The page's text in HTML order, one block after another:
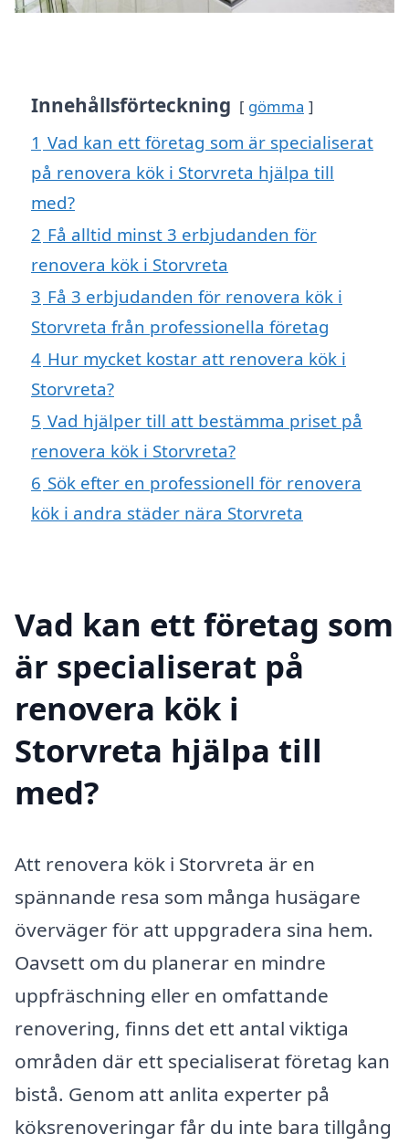
Innehållsförteckning gömma
1 Vad kan ett företag som är specialiserat
på renovera kök i Storvreta hjälpa till
med?
2 Få alltid minst 3 erbjudanden för
renovera kök i Storvreta
3 Få 3 erbjudanden för renovera kök i
Storvreta från professionella företag
4 Hur mycket kostar att renovera kök i
Storvreta?
5 Vad hjälper till att bestämma priset på
renovera kök i Storvreta?
6 Sök efter en professionell för renovera
kök i andra städer nära Storvreta
Vad kan ett företag som
är specialiserat på
renovera kök i
Storvreta hjälpa till
med?
Att renovera kök i Storvreta är en
spännande resa som många husägare
överväger för att uppgradera sina hem.
Oavsett om du planerar en mindre
uppfräschning eller en omfattande
renovering, finns det ett antal viktiga
områden där ett specialiserat företag kan
bistå. Genom att anlita experter på
köksrenoveringar får du inte bara tillgång